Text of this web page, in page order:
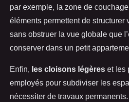
par exemple, la zone de
éléments permettent de structurer
sans obstruer la vue globale que
conserver dans un petit
Enfin, les cloisons légères et les
employés pour subdiviser les
nécessiter de travaux